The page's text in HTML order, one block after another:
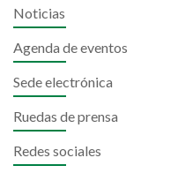
Noticias
Agenda de eventos
Sede electrónica
Ruedas de prensa
Redes sociales